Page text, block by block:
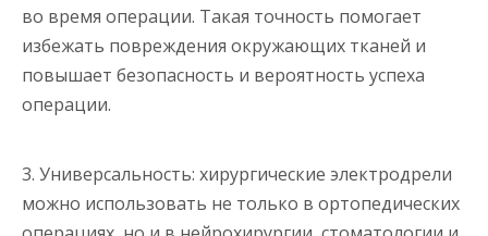
во время операции. Такая точность помогает
избежать повреждения окружающих тканей и
повышает безопасность и вероятность успеха
операции.
3. Универсальность: хирургические электродрели
можно использовать не только в ортопедических